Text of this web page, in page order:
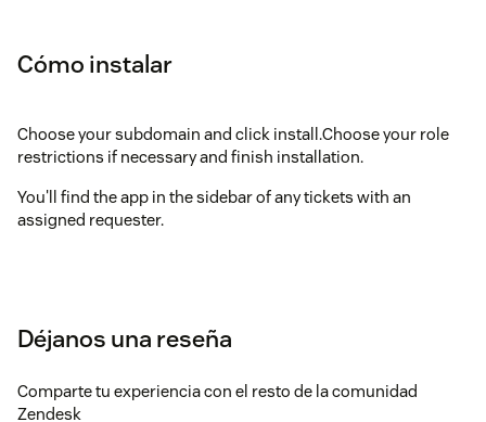
Cómo instalar
Choose your subdomain and click install.Choose your role
restrictions if necessary and finish installation.
You'll find the app in the sidebar of any tickets with an
assigned requester.
Déjanos una reseña
Comparte tu experiencia con el resto de la comunidad
Zendesk